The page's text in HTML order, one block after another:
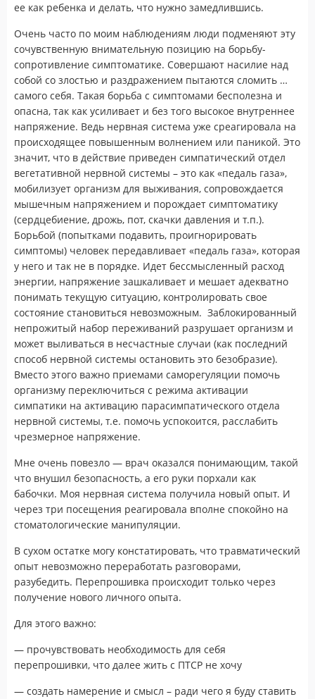
ее как ребенка и делать, что нужно замедлившись.
Очень часто по моим наблюдениям люди подменяют эту
сочувственную внимательную позицию на борьбу-
сопротивление симптоматике. Совершают насилие над
собой со злостью и раздражением пытаются сломить …
самого себя. Такая борьба с симптомами бесполезна и
опасна, так как усиливает и без того высокое внутреннее
напряжение. Ведь нервная система уже среагировала на
происходящее повышенным волнением или паникой. Это
значит, что в действие приведен симпатический отдел
вегетативной нервной системы – это как «педаль газа»,
мобилизует организм для выживания, сопровождается
мышечным напряжением и порождает симптоматику
(сердцебиение, дрожь, пот, скачки давления и т.п.).
Борьбой (попытками подавить, проигнорировать
симптомы) человек передавливает «педаль газа», которая
у него и так не в порядке. Идет бессмысленный расход
энергии, напряжение зашкаливает и мешает адекватно
понимать текущую ситуацию, контролировать свое
состояние становиться невозможным. Заблокированный
непрожитый набор переживаний разрушает организм и
может выливаться в несчастные случаи (как последний
способ нервной системы остановить это безобразие).
Вместо этого важно приемами саморегуляции помочь
организму переключиться с режима активации
симпатики на активацию парасимпатического отдела
нервной системы, т.е. помочь успокоится, расслабить
чрезмерное напряжение.
Мне очень повезло — врач оказался понимающим, такой
что внушил безопасность, а его руки порхали как
бабочки. Моя нервная система получила новый опыт. И
через три посещения реагировала вполне спокойно на
стоматологические манипуляции.
В сухом остатке могу констатировать, что травматический
опыт невозможно переработать разговорами,
разубедить. Перепрошивка происходит только через
получение нового личного опыта.
Для этого важно:
— прочувствовать необходимость для себя
перепрошивки, что далее жить с ПТСР не хочу
— создать намерение и смысл – ради чего я буду ставить